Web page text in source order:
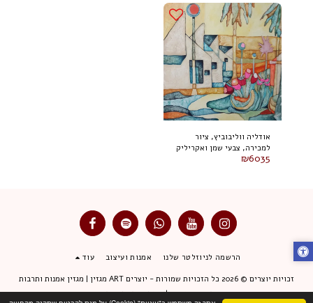
אודליה ווליבוביץ, ציור
למכירה, צבעי שמן ואקריליק
על בד 80 על 100 ס"מ, חתום₪6035
הרשמה לניוזלטר שלנו אמנות ועיצוב עוד
זכויות יוצרים © 2026 כל הזכויות שמורות -
יוצרים ART מגזין | מגזין אמנות ותרבות
תנאי שימוש|מדיניות פרטיות